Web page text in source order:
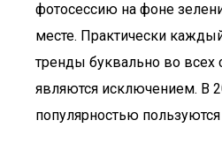
фотосессию на фоне
месте. Практически
тренды буквально во всех
являются исключением. В
популярностью